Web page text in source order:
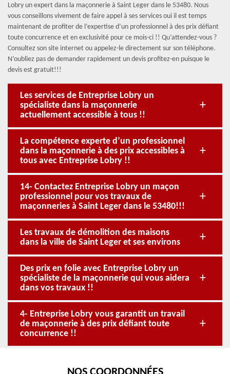
Lobry un expert dans la maçonnerie à Saint Leger dans le 53480. Nous
vous conseillons vivement de faire appel à ses services oui il est temps
maintenant de profiter de l’expertise d’un professionnel à des prix défiant
toute concurrence et en exclusivité pour ce mois-ci !! Qu’attendez-vous ?
Consultez son site internet ou appelez-le directement sur son téléphone.
N’oubliez pas de demander rapidement un devis profitez-en puisque le
devis est gratuit!!!
Les services de Entreprise Lobry un
spécialiste dans la maçonnerie
actuellement accessible à tous !!
La compétence experte d’un professionnel
dans la maçonnerie à des prix accessibles à
tous avec Entreprise Lobry !!
14- Contactez Entreprise Lobry un maçon
professionnel pour vos travaux de
maçonneries à Saint Leger dans le 53480!!!
Les travaux de démolition des maisons
dans la ville de Saint Leger et ses environs
Des prix en folie avec Entreprise Lobry un
spécialiste de la maçonnerie qui vous aidera
dans vos travaux !!
4- Entreprise Lobry vous garantit un travail
de maçonnerie à des prix défiant toute
concurrence !!